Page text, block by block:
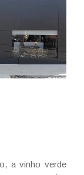
a vinho verde